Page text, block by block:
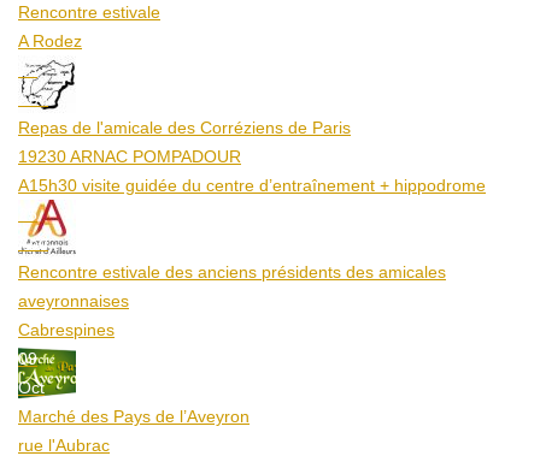
Rencontre estivale
A Rodez
23
Aoû
Repas de l'amicale des Corréziens de Paris
19230 ARNAC POMPADOUR
A15h30 visite guidée du centre d’entraînement + hippodrome
25
Aoû
Rencontre estivale des anciens présidents des amicales
aveyronnaises
Cabrespines
09
Oct
Marché des Pays de l’Aveyron
rue l'Aubrac